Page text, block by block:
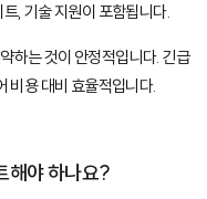
, 기술 지원이 포함됩니다.
하는 것이 안정적입니다. 긴급
비용 대비 효율적입니다.
해야 하나요?